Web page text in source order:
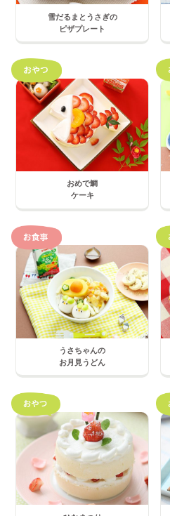
雪だるまとうさぎの
ピザプレート
おめで鯛
ケーキ
うさちゃんの
お月見うどん